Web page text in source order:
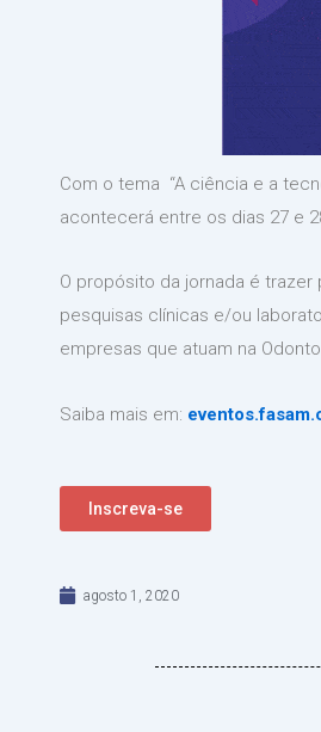
Com o tema “A ciência e a
acontecerá entre os dias 27 e
O propósito da jornada é
pesquisas clínicas e/ou
empresas que atuam na
Saiba mais em:
Inscreva-se
agosto 1, 2020